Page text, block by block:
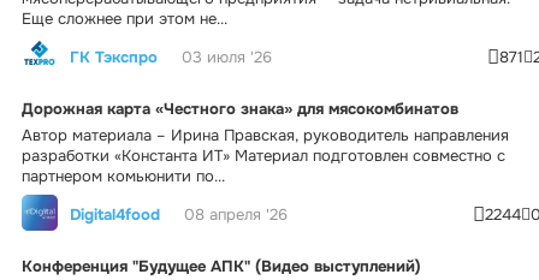
Еще сложнее при этом не...
ГК Тэкспро
03 июля '26 871
Дорожная карта «Честного знака» для мясокомбинатов
Автор материала – Ирина Правская, руководитель направления
разработки «Константа ИТ» Материал подготовлен совместно с
партнером комьюнити по...
Digital4food
08 апреля '26 2244
Конференция "Будущее АПК" (Видео выступлений)